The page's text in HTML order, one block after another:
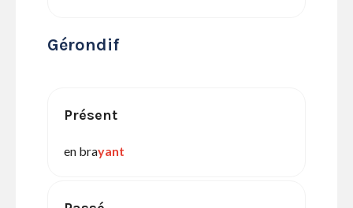
Gérondif
Présent
en brayant